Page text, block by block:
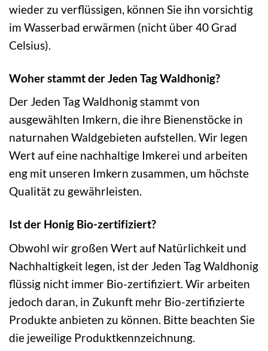
wieder zu verflüssigen, können Sie ihn vorsichtig
im Wasserbad erwärmen (nicht über 40 Grad
Celsius).
Woher stammt der Jeden Tag Waldhonig?
Der Jeden Tag Waldhonig stammt von
ausgewählten Imkern, die ihre Bienenstöcke in
naturnahen Waldgebieten aufstellen. Wir legen
Wert auf eine nachhaltige Imkerei und arbeiten
eng mit unseren Imkern zusammen, um höchste
Qualität zu gewährleisten.
Ist der Honig Bio-zertifiziert?
Obwohl wir großen Wert auf Natürlichkeit und
Nachhaltigkeit legen, ist der Jeden Tag Waldhonig
flüssig nicht immer Bio-zertifiziert. Wir arbeiten
jedoch daran, in Zukunft mehr Bio-zertifizierte
Produkte anbieten zu können. Bitte beachten Sie
die jeweilige Produktkennzeichnung.